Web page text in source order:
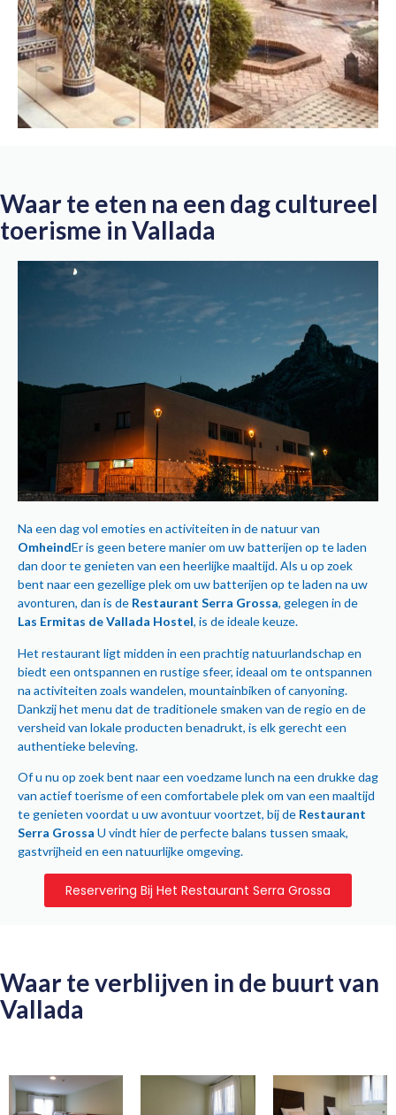
Waar te eten na een dag cultureel
toerisme in Vallada
Na een dag vol emoties en activiteiten in de natuur van
OmheindEr is geen betere manier om uw batterijen op te laden
dan door te genieten van een heerlijke maaltijd. Als u op zoek
bent naar een gezellige plek om uw batterijen op te laden na uw
avonturen, dan is de Restaurant Serra Grossa, gelegen in de
Las Ermitas de Vallada Hostel, is de ideale keuze.
Het restaurant ligt midden in een prachtig natuurlandschap en
biedt een ontspannen en rustige sfeer, ideaal om te ontspannen
na activiteiten zoals wandelen, mountainbiken of canyoning.
Dankzij het menu dat de traditionele smaken van de regio en de
versheid van lokale producten benadrukt, is elk gerecht een
authentieke beleving.
Of u nu op zoek bent naar een voedzame lunch na een drukke dag
van actief toerisme of een comfortabele plek om van een maaltijd
te genieten voordat u uw avontuur voortzet, bij de Restaurant
Serra Grossa U vindt hier de perfecte balans tussen smaak,
gastvrijheid en een natuurlijke omgeving.
Reservering Bij Het Restaurant Serra Grossa
Waar te verblijven in de buurt van
Vallada